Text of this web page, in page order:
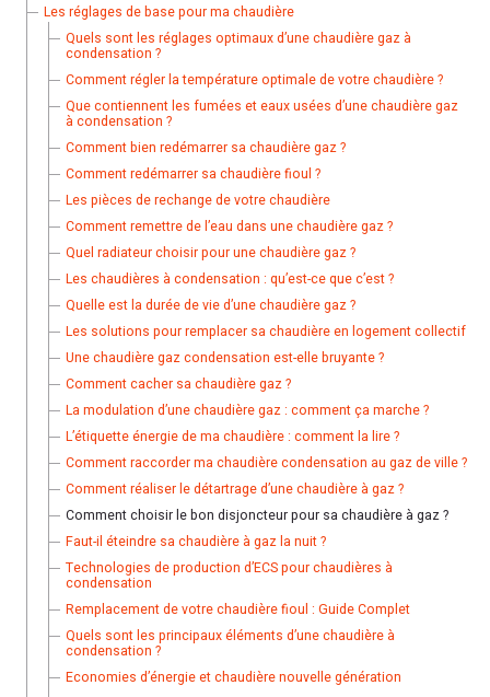
Les réglages de base pour ma chaudière
Quels sont les réglages optimaux d’une chaudière gaz à
condensation ?
Comment régler la température optimale de votre chaudière ?
Que contiennent les fumées et eaux usées d’une chaudière gaz
à condensation ?
Comment bien redémarrer sa chaudière gaz ?
Comment redémarrer sa chaudière fioul ?
Les pièces de rechange de votre chaudière
Comment remettre de l’eau dans une chaudière gaz ?
Quel radiateur choisir pour une chaudière gaz ?
Les chaudières à condensation : qu’est-ce que c’est ?
Quelle est la durée de vie d’une chaudière gaz ?
Les solutions pour remplacer sa chaudière en logement collectif
Une chaudière gaz condensation est-elle bruyante ?
Comment cacher sa chaudière gaz ?
La modulation d’une chaudière gaz : comment ça marche ?
L’étiquette énergie de ma chaudière : comment la lire ?
Comment raccorder ma chaudière condensation au gaz de ville ?
Comment réaliser le détartrage d’une chaudière à gaz ?
Comment choisir le bon disjoncteur pour sa chaudière à gaz ?
Faut-il éteindre sa chaudière à gaz la nuit ?
Technologies de production d’ECS pour chaudières à
condensation
Remplacement de votre chaudière fioul : Guide Complet
Quels sont les principaux éléments d’une chaudière à
condensation ?
Economies d’énergie et chaudière nouvelle génération